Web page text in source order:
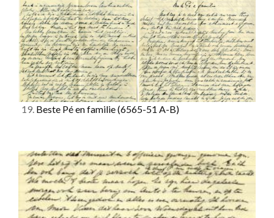
19. Beste Pé en familie(6565-51 A-B)